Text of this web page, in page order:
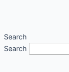
Search
Search